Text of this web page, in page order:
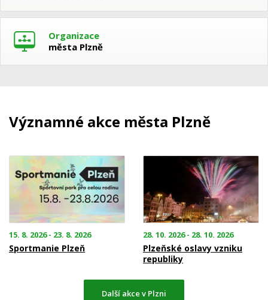
Organizace
města Plzně
Významné akce města Plzně
15. 8. 2026 - 23. 8. 2026
Sportmanie Plzeň
28. 10. 2026 - 28. 10. 2026
Plzeňské oslavy vzniku
republiky
Další akce v Plzni